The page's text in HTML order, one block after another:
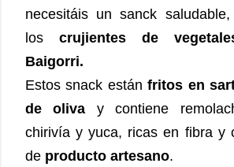
necesitáis un sanck
los crujientes de
Baigorri.
Estos snack estánfritos en
de oliva y contiene
chirivía y yuca, ricas en fibra y
de producto artesano.